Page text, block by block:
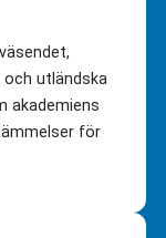
utländska
akademiens
för